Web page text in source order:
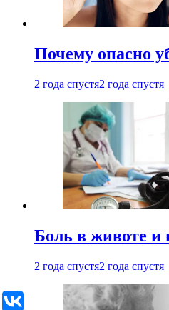
Почему опасно
2 года спустя2 года спустя
Боль в животе и
2 года спустя2 года спустя